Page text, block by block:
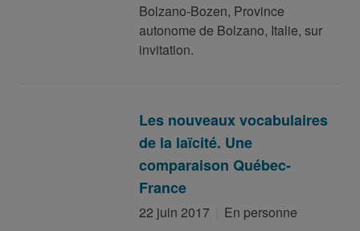
Bolzano-Bozen, Province
autonome de Bolzano, Italie, sur
invitation.
Les nouveaux vocabulaires
de la laïcité. Une
comparaison Québec-
France
22 juin 2017
En personne